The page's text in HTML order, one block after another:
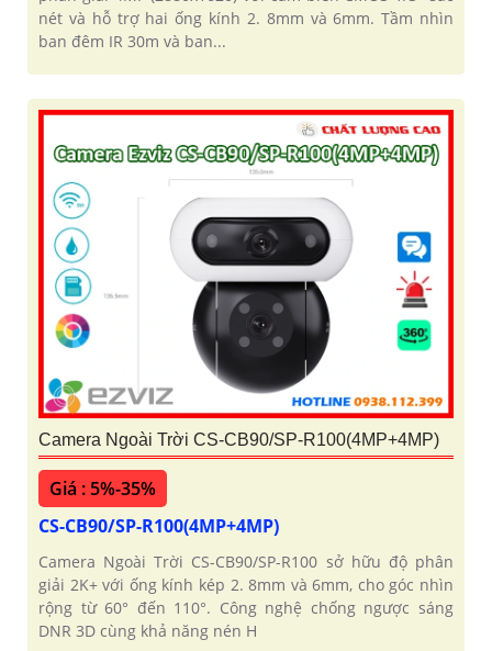
nét và hỗ trợ hai ống kính 2. 8mm và 6mm. Tầm nhìn
ban đêm IR 30m và ban...
Camera Ngoài Trời CS-CB90/SP-R100(4MP+4MP)
Giá : 5%-35%
CS-CB90/SP-R100(4MP+4MP)
Camera Ngoài Trời CS-CB90/SP-R100 sở hữu độ phân
giải 2K+ với ống kính kép 2. 8mm và 6mm, cho góc nhìn
rộng từ 60° đến 110°. Công nghệ chống ngược sáng
DNR 3D cùng khả năng nén H